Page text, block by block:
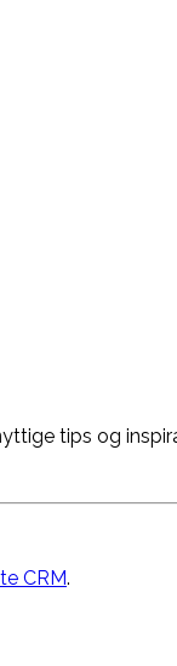
tips og
CRM.